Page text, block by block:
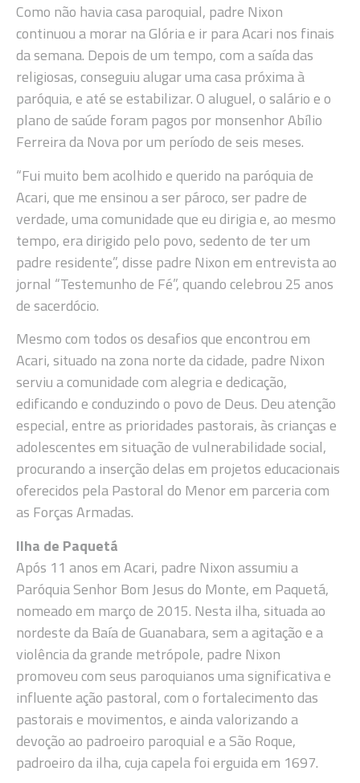
Como não havia casa paroquial, padre Nixon
continuou a morar na Glória e ir para Acari nos finais
da semana. Depois de um tempo, com a saída das
religiosas, conseguiu alugar uma casa próxima à
paróquia, e até se estabilizar. O aluguel, o salário e o
plano de saúde foram pagos por monsenhor Abílio
Ferreira da Nova por um período de seis meses.
“Fui muito bem acolhido e querido na paróquia de
Acari, que me ensinou a ser pároco, ser padre de
verdade, uma comunidade que eu dirigia e, ao mesmo
tempo, era dirigido pelo povo, sedento de ter um
padre residente”, disse padre Nixon em entrevista ao
jornal “Testemunho de Fé”, quando celebrou 25 anos
de sacerdócio.
Mesmo com todos os desafios que encontrou em
Acari, situado na zona norte da cidade, padre Nixon
serviu a comunidade com alegria e dedicação,
edificando e conduzindo o povo de Deus. Deu atenção
especial, entre as prioridades pastorais, às crianças e
adolescentes em situação de vulnerabilidade social,
procurando a inserção delas em projetos educacionais
oferecidos pela Pastoral do Menor em parceria com
as Forças Armadas.
Ilha de Paquetá
Após 11 anos em Acari, padre Nixon assumiu a
Paróquia Senhor Bom Jesus do Monte, em Paquetá,
nomeado em março de 2015. Nesta ilha, situada ao
nordeste da Baía de Guanabara, sem a agitação e a
violência da grande metrópole, padre Nixon
promoveu com seus paroquianos uma significativa e
influente ação pastoral, com o fortalecimento das
pastorais e movimentos, e ainda valorizando a
devoção ao padroeiro paroquial e a São Roque,
padroeiro da ilha, cuja capela foi erguida em 1697.